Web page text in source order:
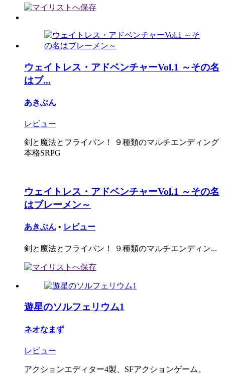
ウェイトレス・アドベンチャーVol.1 ～その名
はブ...
あきぶん
レビュー
剣と魔法とフライパン！ ９種類のマルチエンディング
本格SRPG
ウェイトレス・アドベンチャーVol.1 ～その名
はブレーメン～
あきぶん • レビュー
剣と魔法とフライパン！ ９種類のマルチエンディン...
遊星のソルフェリウム1
ネオなまず
レビュー
アクションエディター4製、SFアクションゲーム。